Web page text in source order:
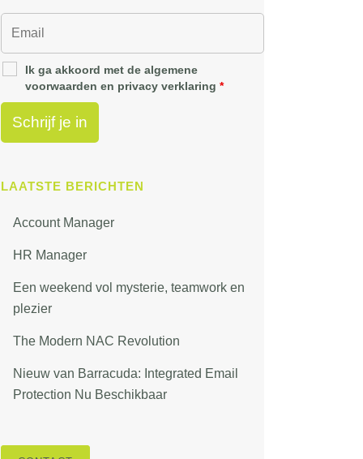
Ik ga akkoord met de algemene
voorwaarden en privacy verklaring*
LAATSTE BERICHTEN
Account Manager
HR Manager
Een weekend vol mysterie, teamwork en
plezier
The Modern NAC Revolution
Nieuw van Barracuda: Integrated Email
Protection Nu Beschikbaar